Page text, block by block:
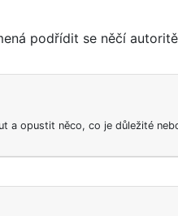
podřídit se něčí
a opustit něco, co je důležité